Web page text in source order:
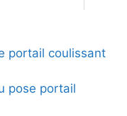
portail coulissant
pose portail